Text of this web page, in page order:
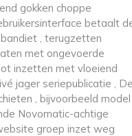
gokken choppe
betaalt
, terugzetten
met ongevoerde
inzetten met vloeiend
jager seriepublicatie , De
, bijvoorbeeld model
Novomatic-achtige
groep inzet weg